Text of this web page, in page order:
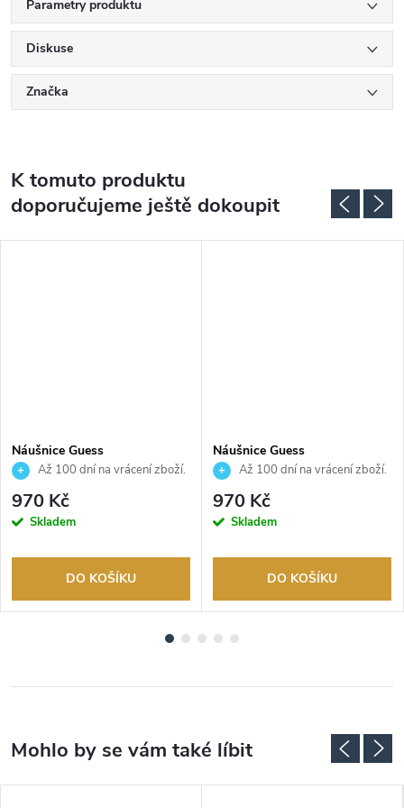
Parametry produktu
Diskuse
Značka
K tomuto produktu
doporučujeme ještě dokoupit
Náušnice Guess
JUBE05020JWRHT
Až 100 dní na vrácení zboží.
Autorizovaný prodejce.
970 Kč
Skladem
DO KOŠÍKU
Náušnice Guess
JUBE04609JWYGT
Až 100 dní na vrácení zboží.
Autorizovaný prodejce.
970 Kč
Skladem
DO KOŠÍKU